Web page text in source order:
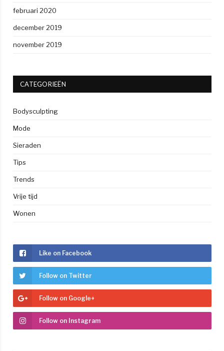
februari 2020
december 2019
november 2019
CATEGORIEËN
Bodysculpting
Mode
Sieraden
Tips
Trends
Vrije tijd
Wonen
Like on Facebook
Follow on Twitter
Follow on Google+
Follow on Instagram